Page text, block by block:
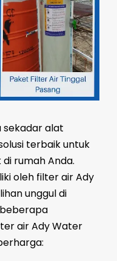
sekadar alat
terbaik untuk
rumah Anda.
oleh filter air Ady
unggul di
air Ady Water